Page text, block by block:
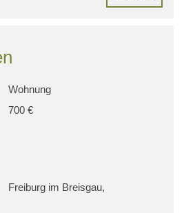
Wohnung
700 €
Freiburg im Breisgau,